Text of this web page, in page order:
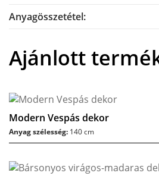
Anyagösszetétel:
Ajánlott
Modern Vespás dekor
Anyag szélesség: 140 cm